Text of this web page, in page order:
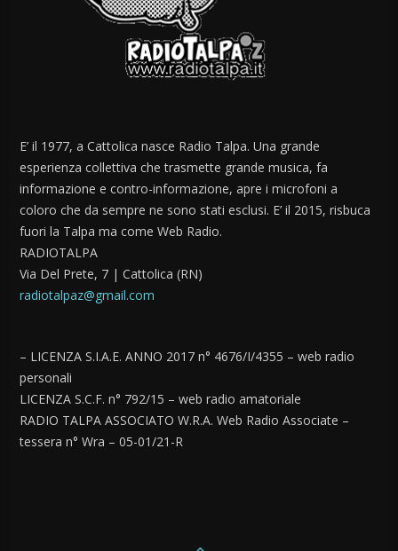
E’ il 1977, a Cattolica nasce Radio Talpa. Una grande
esperienza collettiva che trasmette grande musica, fa
informazione e contro-informazione, apre i microfoni a
coloro che da sempre ne sono stati esclusi. E’ il 2015, risbuca
fuori la Talpa ma come Web Radio.
RADIOTALPA
Via Del Prete, 7 | Cattolica (RN)
radiotalpaz@gmail.com
– LICENZA S.I.A.E. ANNO 2017 n° 4676/I/4355 – web radio
personali
LICENZA S.C.F. n° 792/15 – web radio amatoriale
RADIO TALPA ASSOCIATO W.R.A. Web Radio Associate –
tessera n° Wra – 05-01/21-R